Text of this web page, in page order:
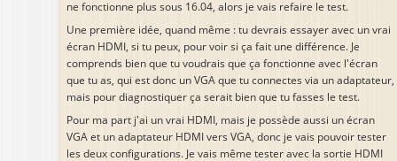
ne fonctionne plus sous 16.04, alors je vais refaire le test.
Une première idée, quand même : tu devrais essayer avec un vrai
écran HDMI, si tu peux, pour voir si ça fait une différence. Je
comprends bien que tu voudrais que ça fonctionne avec l'écran
que tu as, qui est donc un VGA que tu connectes via un adaptateur,
mais pour diagnostiquer ça serait bien que tu fasses le test.
Pour ma part j'ai un vrai HDMI, mais je possède aussi un écran
VGA et un adaptateur HDMI vers VGA, donc je vais pouvoir tester
les deux configurations. Je vais même tester avec la sortie HDMI